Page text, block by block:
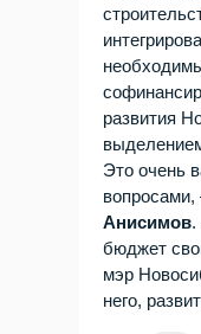
развития
Это очень
вопросами,
Анисимов.
бюджет
мэр
него,